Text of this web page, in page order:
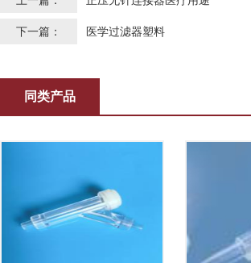
下一篇： 医学过滤器塑料
同类产品